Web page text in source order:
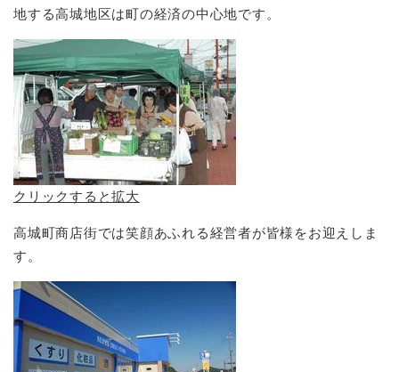
地する高城地区は町の経済の中心地です。
クリックすると拡大
高城町商店街では笑顔あふれる経営者が皆様をお迎えしま
す。